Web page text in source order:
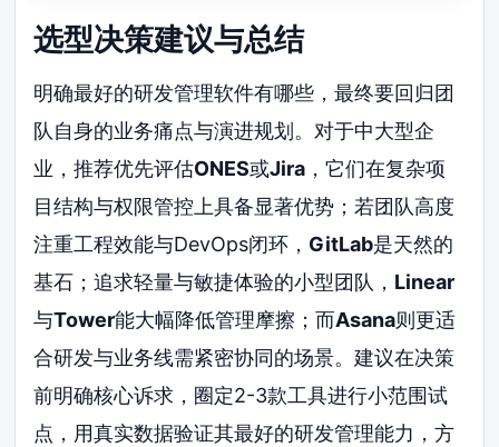
选型决策建议与总结
明确最好的研发管理软件有哪些，最终要回归团
队自身的业务痛点与演进规划。对于中大型企
业，推荐优先评估ONES或Jira ，它们在复杂项
目结构与权限管控上具备显著优势；若团队高度
注重工程效能与DevOps闭环， GitLab是天然的
基石；追求轻量与敏捷体验的小型团队， Linear
与Tower能大幅降低管理摩擦；而Asana则更适
合研发与业务线需紧密协同的场景。建议在决策
前明确核心诉求，圈定2-3款工具进行小范围试
点，用真实数据验证其最好的研发管理能力，方